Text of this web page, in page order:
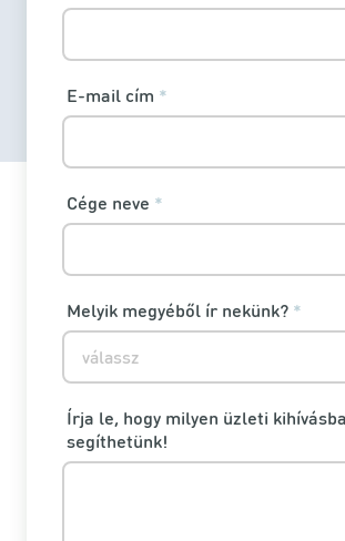
E-mail cím *
Cége neve *
válassz
Melyik megyéből ír nekünk? *
Írja le, hogy milyen üzleti
segíthetünk!